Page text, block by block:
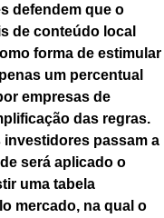
defendem que o
de conteúdo local
forma de estimular
um percentual
empresas de
das regras.
investidores passam a
será aplicado o
uma tabela
mercado, na qual o